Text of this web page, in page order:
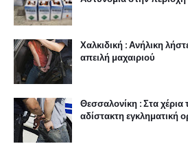
Χαλκιδική : Ανήλικη
απειλή μαχαιριού
Θεσσαλονίκη : Στα χέρια
αδίστακτη εγκληματική